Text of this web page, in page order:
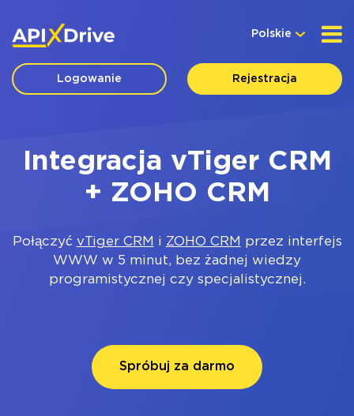
Polskie
Logowanie Rejestracja
Integracja vTiger CRM
+ ZOHO CRM
Połączyć vTiger CRM i ZOHO CRM przez interfejs
WWW w 5 minut, bez żadnej wiedzy
programistycznej czy specjalistycznej.
Spróbuj za darmo